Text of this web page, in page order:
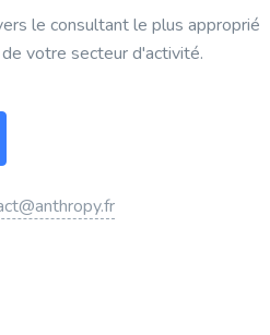
le consultant le plus approprié
votre secteur d'activité.